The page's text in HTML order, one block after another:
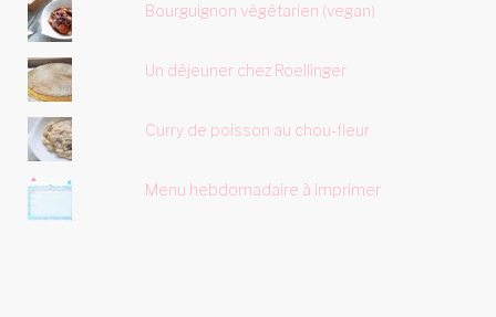
Bourguignon végétarien (vegan)
Un déjeuner chez Roellinger
Curry de poisson au chou-fleur
Menu hebdomadaire à imprimer